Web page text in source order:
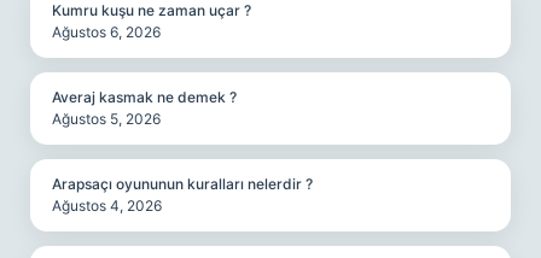
Kumru kuşu ne zaman uçar ?
Ağustos 6, 2026
Averaj kasmak ne demek ?
Ağustos 5, 2026
Arapsaçı oyununun kuralları nelerdir ?
Ağustos 4, 2026